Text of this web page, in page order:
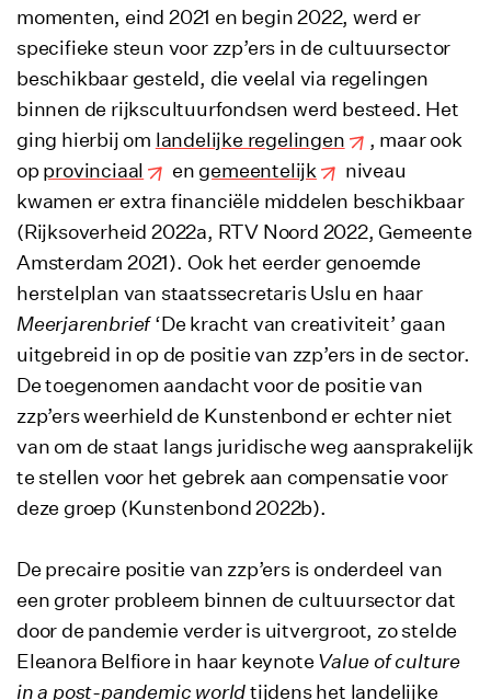
momenten, eind 2021 en begin 2022, werd er
specifieke steun voor zzp’ers in de cultuursector
beschikbaar gesteld, die veelal via regelingen
binnen de rijkscultuurfondsen werd besteed. Het
ging hierbij om landelijke regelingen
, maar ook
opprovinciaal en gemeentelijk
niveau
kwamen er extra financiële middelen beschikbaar
(Rijksoverheid 2022a, RTV Noord 2022, Gemeente
Amsterdam 2021). Ook het eerder genoemde
herstelplan van staatssecretaris Uslu en haar
Meerjarenbrief‘De kracht van creativiteit’ gaan
uitgebreid in op de positie van zzp’ers in de sector.
De toegenomen aandacht voor de positie van
zzp’ers weerhield de Kunstenbond er echter niet
van om de staat langs juridische weg aansprakelijk
te stellen voor het gebrek aan compensatie voor
deze groep (Kunstenbond 2022b).
De precaire positie van zzp’ers is onderdeel van
een groter probleem binnen de cultuursector dat
door de pandemie verder is uitvergroot, zo stelde
Eleanora Belfiore in haar keynote Value of culture
in a post-pandemic worldtijdens het landelijke